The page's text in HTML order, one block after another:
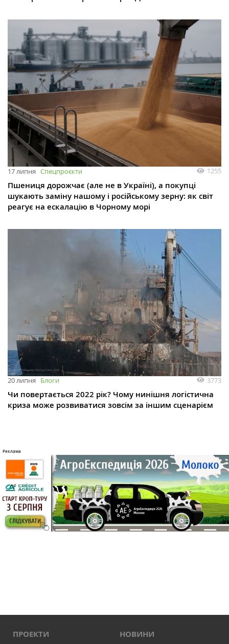
17 липня Спецпроєкти 1255
Пшениця дорожчає (але не в Україні), а покупці
шукають заміну нашому і російському зерну: як світ
реагує на ескалацію в Чорному морі
20 липня Блоги 3773
Чи повертається 2022 рік? Чому нинішня логістична
криза може розвиватися зовсім за іншим сценарієм
ПРОЕКТИ НОВИНИ